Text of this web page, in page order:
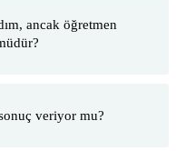
ancak öğretmen
veriyor mu?